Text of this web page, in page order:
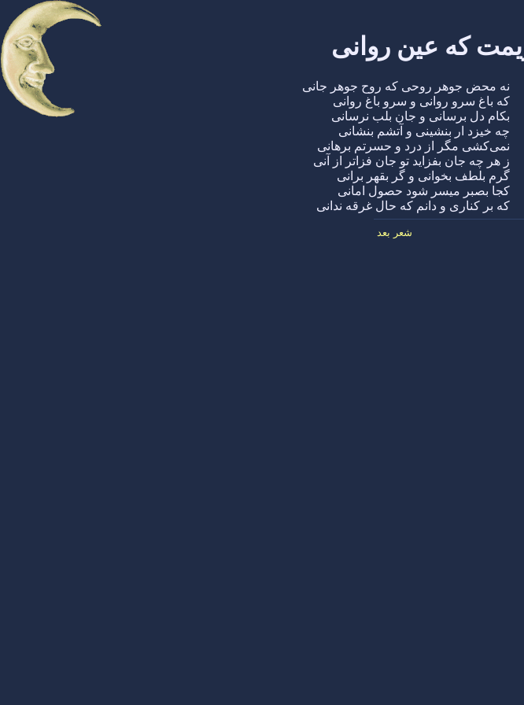
که عین روانی
نه محض جوهر روحی که روح جوهر جانی
که باغ سرو روانی و سرو باغ روانی
بکام دل برسانی و جان بلب نرسانی
چه خیزد ار بنشینی و آتشم بنشانی
نمی‌کشی مگر از درد و حسرتم برهانی
ز هر چه جان بفزاید تو جان فزاتر از آنی
گرم بلطف بخوانی و گر بقهر برانی
کجا بصبر میسر شود حصول امانی
که بر کناری و دانم که حال غرقه ندانی
شعر بعد